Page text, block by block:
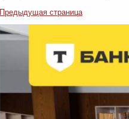
Предыдущая страница